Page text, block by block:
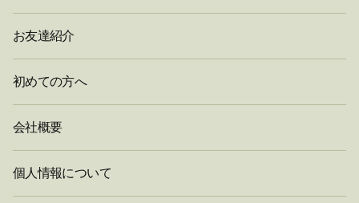
お友達紹介
初めての方へ
会社概要
個人情報について